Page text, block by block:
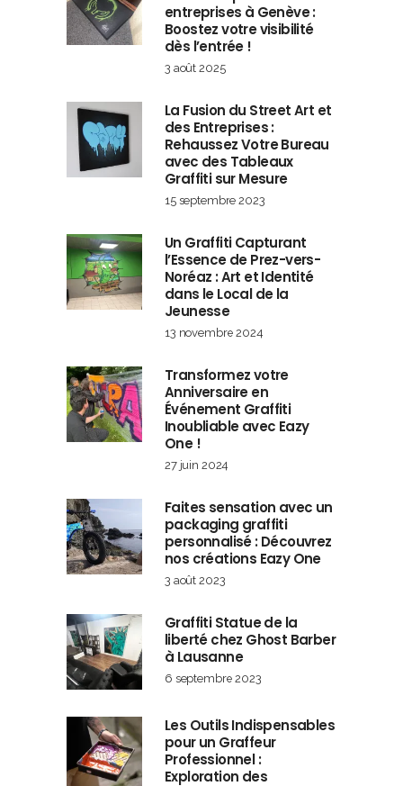
entreprises à Genève :
Boostez votre visibilité
dès l’entrée !
3 août 2025
La Fusion du Street Art et
des Entreprises :
Rehaussez Votre Bureau
avec des Tableaux
Graffiti sur Mesure
15 septembre 2023
Un Graffiti Capturant
l’Essence de Prez-vers-
Noréaz : Art et Identité
dans le Local de la
Jeunesse
13 novembre 2024
Transformez votre
Anniversaire en
Événement Graffiti
Inoubliable avec Eazy
One !
27 juin 2024
Faites sensation avec un
packaging graffiti
personnalisé : Découvrez
nos créations Eazy One
3 août 2023
Graffiti Statue de la
liberté chez Ghost Barber
à Lausanne
6 septembre 2023
Les Outils Indispensables
pour un Graffeur
Professionnel :
Exploration des